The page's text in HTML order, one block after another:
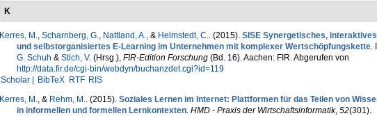
K
Kerres, M., Scharnberg, G., Nattland, A., & Helmstedt, C.. (2015). SISE Synergetisches, interaktives
und selbstorganisiertes E-Learning im Unternehmen mit komplexer Wertschöpfungskette.
G. Schuh & Stich, V.(Hrsg.), FIR‑Edition Forschung(Bd. 16). Aachen: FIR. Abgerufen von
http://data.fir.de/cgi-bin/webdyn/buchanzdet.cgi?id=119
Scholar |
BibTeX RTF RIS
Kerres, M., & Rehm, M.. (2015). Soziales Lernen im Internet: Plattformen für das Teilen von
in informellen und formellen Lernkontexten. HMD - Praxis der Wirtschaftsinformatik, 52(301).